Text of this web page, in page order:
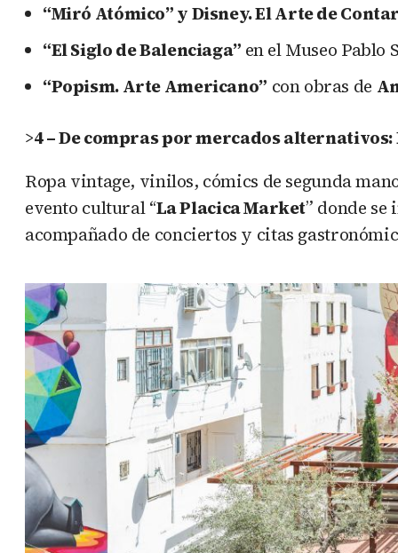
“Miró Atómico” y Disney. El Arte de
“El Siglo de Balenciaga” en el Museo Pablo
“Popism. Arte Americano” con obras de
>4 – De compras por mercados alternativos:
Ropa vintage, vinilos, cómics de segunda
evento cultural “La Placica Market” donde
acompañado de conciertos y citas